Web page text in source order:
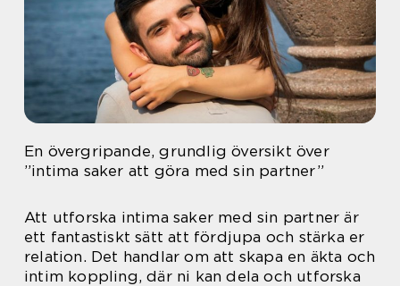
En övergripande, grundlig översikt över
”intima saker att göra med sin partner”
Att utforska intima saker med sin partner är
ett fantastiskt sätt att fördjupa och stärka er
relation. Det handlar om att skapa en äkta och
intim koppling, där ni kan dela och utforska